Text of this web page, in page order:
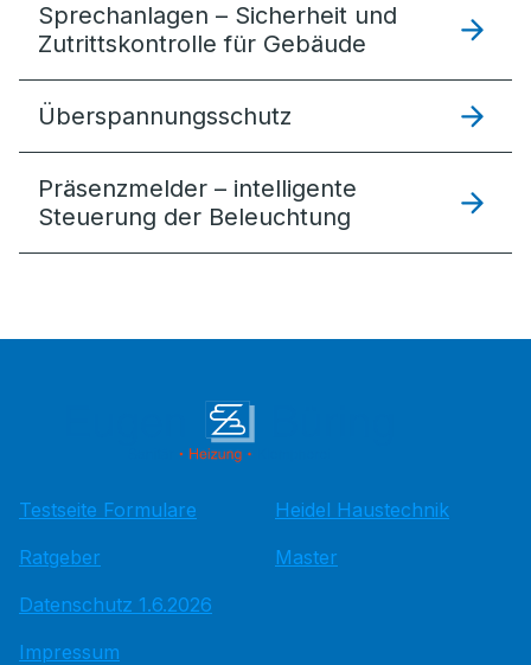
Sprechanlagen – Sicherheit und
Zutrittskontrolle für Gebäude
Überspannungsschutz
Präsenzmelder – intelligente
Steuerung der Beleuchtung
Testseite Formulare
Ratgeber
Datenschutz 1.6.2026
Impressum
Heidel Haustechnik
Master